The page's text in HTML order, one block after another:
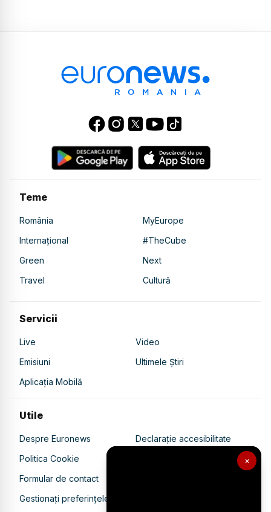
×
Teme
România
MyEurope
Internațional
#TheCube
Green
Next
Travel
Cultură
Servicii
Live
Video
Emisiuni
Ultimele Știri
Aplicația Mobilă
Utile
Despre Euronews
Declarație accesibilitate
Politica Cookie
Politica de confidențialitate
Formular de contact
Gestionați preferințele